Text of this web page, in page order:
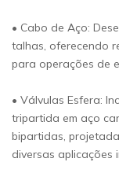
• Cabo de Aço:
talhas, oferecendo
para operações de
• Válvulas Esfera:
tripartida em aço
bipartidas,
diversas aplicações